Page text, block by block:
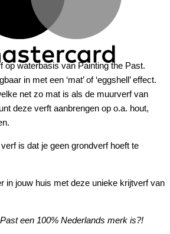
op waterbasis van Painting the Past.
in met een ‘mat’ of ‘eggshell’ effect.
net zo mat is als de muurverf van
deze verft aanbrengen op o.a. hout,
is dat je geen grondverf hoeft te
in jouw huis met deze unieke krijtverf van
een 100% Nederlands merk is?!